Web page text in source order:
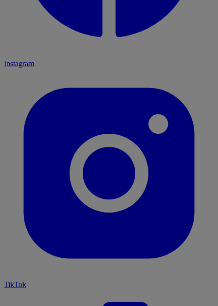
Instagram
TikTok